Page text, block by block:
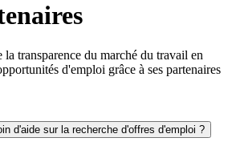
transparence du marché du travail en
d'emploi grâce à ses partenaires
d'aide sur la recherche d'offres d'emploi ?